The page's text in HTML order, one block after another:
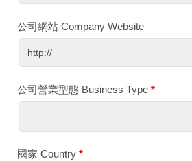
公司網站 Company Website
公司營業型態 Business Type *
國家 Country *